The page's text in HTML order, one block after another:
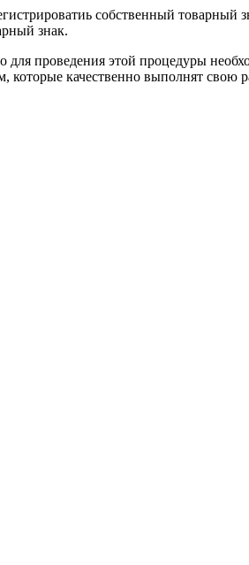
собственный товарный
знак.
проведения этой процедуры
качественно выполнят свою